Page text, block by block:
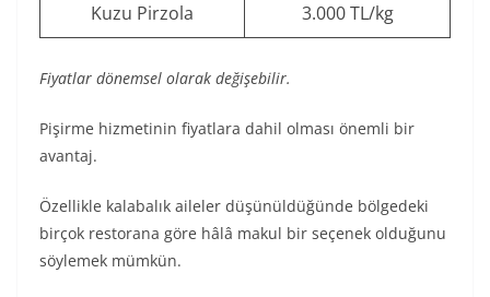
Kuzu Pirzola 3.000 TL/kg
Fiyatlar dönemsel olarak değişebilir.
Pişirme hizmetinin fiyatlara dahil olması önemli bir
avantaj.
Özellikle kalabalık aileler düşünüldüğünde bölgedeki
birçok restorana göre hâlâ makul bir seçenek olduğunu
söylemek mümkün.